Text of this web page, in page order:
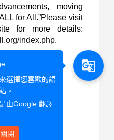
moving
for All.”Please visit
for more details:
index.php.
---------------------
選擇您喜歡的語
。
由Google 翻譯
關閉
g_translate